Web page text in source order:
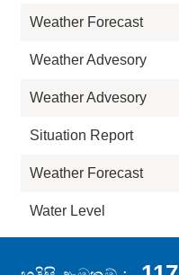
Weather Forecast
Weather Advesory
Weather Advesory
Situation Report
Weather Forecast
Water Level